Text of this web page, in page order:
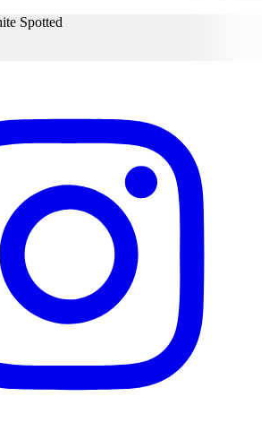
MALTODEXTRIN? [+/- MAY
BLACK 2 CI 75470 / CARMINE CI
FERROCYANIDE CI 42090 /
(F.I.L. Z285924/2). DISCLAIMER:
relatives à la composition du produit
se substituer aux informations figurant sur
qui seules font foi et auxquelles vous êtes
reporter avant usage.
L'Oréal Paris
3600524026677
Spotted